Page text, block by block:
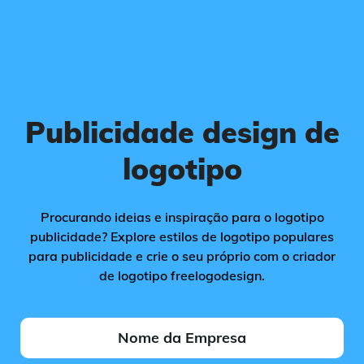
Publicidade design de
logotipo
Procurando ideias e inspiração para o logotipo
publicidade? Explore estilos de logotipo populares
para publicidade e crie o seu próprio com o criador
de logotipo freelogodesign.